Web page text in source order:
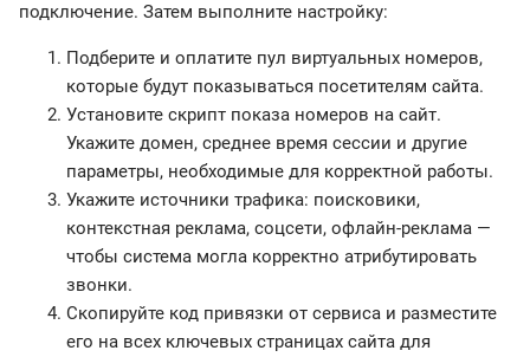
подключение. Затем выполните настройку:
Подберите и оплатите пул виртуальных номеров,
которые будут показываться посетителям сайта.
Установите скрипт показа номеров на сайт.
Укажите домен, среднее время сессии и другие
параметры, необходимые для корректной работы.
Укажите источники трафика: поисковики,
контекстная реклама, соцсети, офлайн-реклама —
чтобы система могла корректно атрибутировать
звонки.
Скопируйте код привязки от сервиса и разместите
его на всех ключевых страницах сайта для